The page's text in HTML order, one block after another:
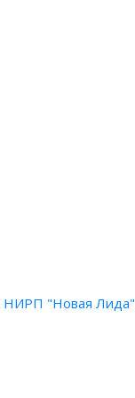
НИРП "Новая Лида"